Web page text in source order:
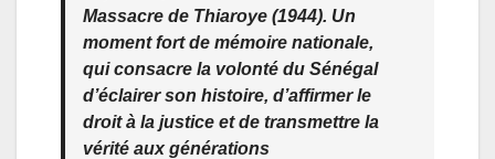
Massacre de Thiaroye (1944). Un
moment fort de mémoire nationale,
qui consacre la volonté du Sénégal
d’éclairer son histoire, d’affirmer le
droit à la justice et de transmettre la
vérité aux générations